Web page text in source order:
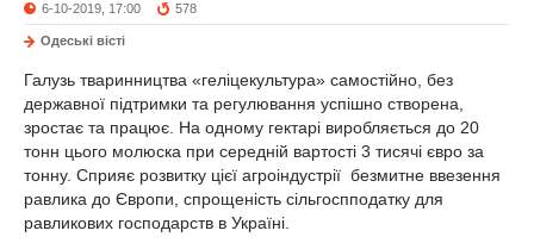
6-10-2019, 17:00 578
Одеськi вiстi
Галузь тваринництва «геліцекультура» самостійно, без
державної підтримки та регулювання успішно створена,
зростає та працює. На одному гектарі виробляється до 20
тонн цього молюска при середній вартості 3 тисячі євро за
тонну. Сприяє розвитку цієї агроіндустрії безмитне ввезення
равлика до Європи, спрощеність сільгоспподатку для
равликових господарств в Україні.